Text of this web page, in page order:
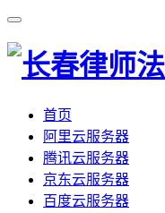
首页
阿里云服务器
腾讯云服务器
京东云服务器
百度云服务器